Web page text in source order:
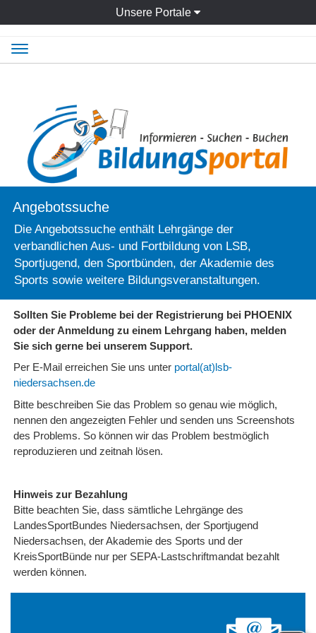
Unsere Portale
Angebotssuche
Die Angebotssuche enthält Lehrgänge der
verbandlichen Aus- und Fortbildung von LSB,
Sportjugend, den Sportbünden, der Akademie des
Sports sowie weitere Bildungsveranstaltungen.
Sollten Sie Probleme bei der Registrierung bei PHOENIX
oder der Anmeldung zu einem Lehrgang haben, melden
Sie sich gerne bei unserem Support.
Per E-Mail erreichen Sie uns unter portal(at)lsb-
niedersachsen.de
Bitte beschreiben Sie das Problem so genau wie möglich,
nennen den angezeigten Fehler und senden uns Screenshots
des Problems. So können wir das Problem bestmöglich
reproduzieren und zeitnah lösen.
Hinweis zur Bezahlung
Bitte beachten Sie, dass sämtliche Lehrgänge des
LandesSportBundes Niedersachsen, der Sportjugend
Niedersachsen, der Akademie des Sports und der
KreisSportBünde nur per SEPA-Lastschriftmandat bezahlt
werden können.
Navigation
ein-/ausblenden